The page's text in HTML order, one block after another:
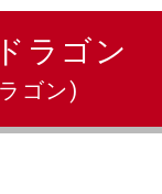
ラゴン
ゴン)